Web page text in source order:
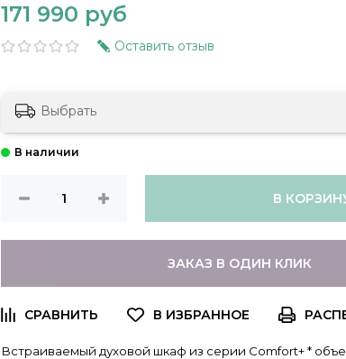
171 990 руб
Оставить отзыв
Выбрать
В
ЗАКАЗ В ОДИН КЛИК
Встраиваемый духовой шкаф из серии Comfort+ *